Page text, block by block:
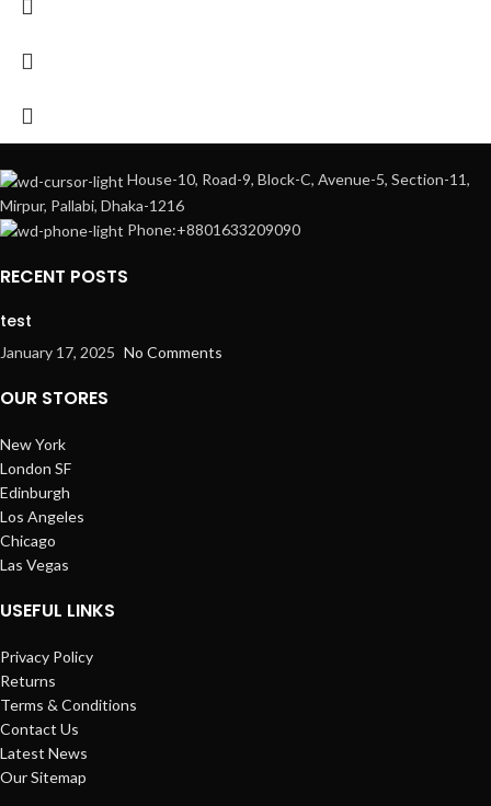
House-10, Road-9, Block-C, Avenue-5, Section-11,
Mirpur, Pallabi, Dhaka-1216
Phone:+8801633209090
RECENT POSTS
test
January 17, 2025 No Comments
OUR STORES
New York
London SF
Edinburgh
Los Angeles
Chicago
Las Vegas
USEFUL LINKS
Privacy Policy
Returns
Terms & Conditions
Contact Us
Latest News
Our Sitemap